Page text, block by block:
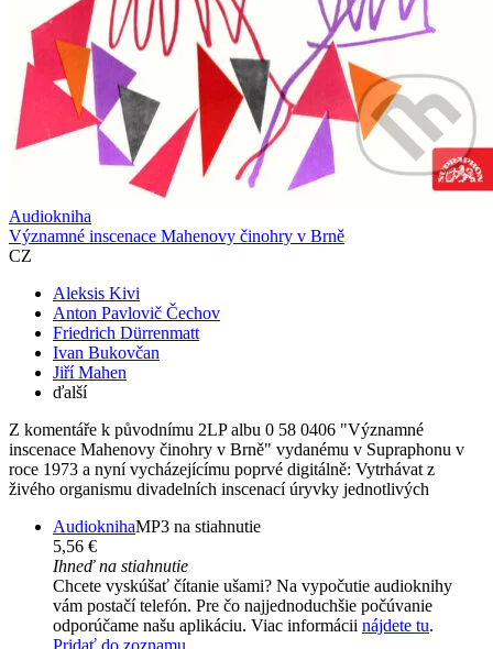
Audiokniha
Významné inscenace Mahenovy činohry v Brně
CZ
Aleksis Kivi
Anton Pavlovič Čechov
Friedrich Dürrenmatt
Ivan Bukovčan
Jiří Mahen
ďalší
Z komentáře k původnímu 2LP albu 0 58 0406 "Významné
inscenace Mahenovy činohry v Brně" vydanému v Supraphonu v
roce 1973 a nyní vycházejícímu poprvé digitálně: Vytrhávat z
živého organismu divadelních inscenací úryvky jednotlivých
AudioknihaMP3 na stiahnutie
5,56 €
Ihneď na stiahnutie
Chcete vyskúšať čítanie ušami? Na vypočutie audioknihy
vám postačí telefón. Pre čo najjednoduchšie počúvanie
odporúčame našu aplikáciu. Viac informácii nájdete tu.